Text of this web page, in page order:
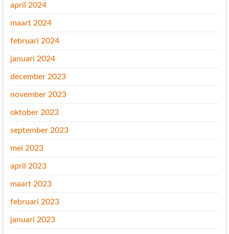
april 2024
maart 2024
februari 2024
januari 2024
december 2023
november 2023
oktober 2023
september 2023
mei 2023
april 2023
maart 2023
februari 2023
januari 2023